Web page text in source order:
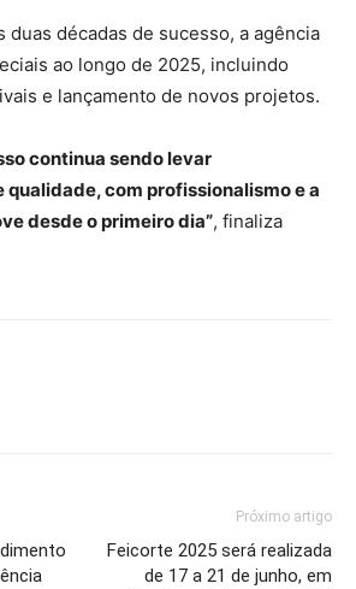
duas décadas de sucesso, a agência
ao longo de 2025, incluindo
e lançamento de novos projetos.
continua sendo levar
com profissionalismo e a
desde o primeiro dia”, finaliza
Próximo artigo
Feicorte 2025 será realizada
de 17 a 21 de junho, em